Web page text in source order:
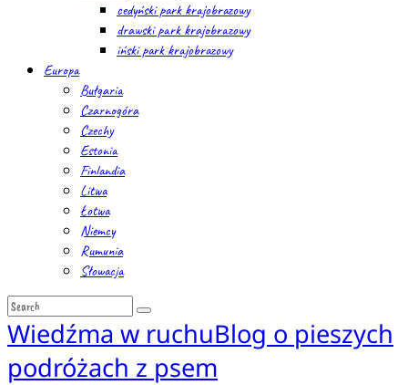
cedyński park krajobrazowy
drawski park krajobrazowy
iński park krajobrazowy
Europa
Bułgaria
Czarnogóra
Czechy
Estonia
Finlandia
Litwa
Łotwa
Niemcy
Rumunia
Słowacja
Wiedźma w ruchuBlog o pieszych
podróżach z psem